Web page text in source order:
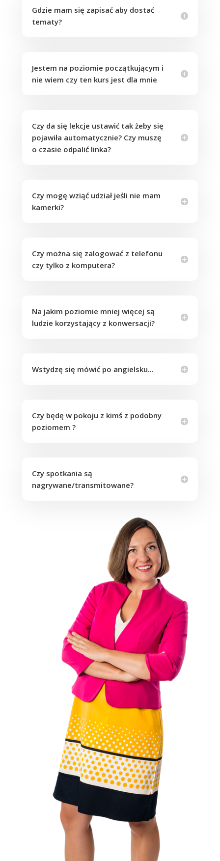
Gdzie mam się zapisać aby dostać
tematy?
Jestem na poziomie początkującym i
nie wiem czy ten kurs jest dla mnie
Czy da się lekcje ustawić tak żeby się
pojawiła automatycznie? Czy muszę
o czasie odpalić linka?
Czy mogę wziąć udział jeśli nie mam
kamerki?
Czy można się zalogować z telefonu
czy tylko z komputera?
Na jakim poziomie mniej więcej są
ludzie korzystający z konwersacji?
Wstydzę się mówić po angielsku...
Czy będę w pokoju z kimś z podobny
poziomem ?
Czy spotkania są
nagrywane/transmitowane?